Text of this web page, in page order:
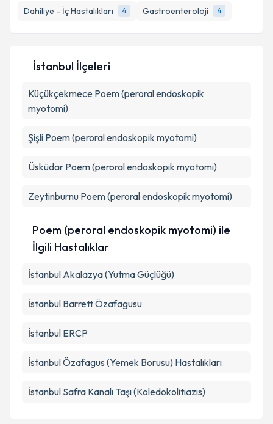
Dahiliye - İç Hastalıkları 4 Gastroenteroloji 4
Metni'ni okudum ve kişisel verilerimin belirtilen
kapsamda işlenmesini kabul ediyorum.
Takvim Talebini Gönder
İstanbul İlçeleri
Küçükçekmece Poem (peroral endoskopik
myotomi)
Şişli Poem (peroral endoskopik myotomi)
Üsküdar Poem (peroral endoskopik myotomi)
Zeytinburnu Poem (peroral endoskopik myotomi)
Poem (peroral endoskopik myotomi) ile
İlgili Hastalıklar
İstanbul Akalazya (Yutma Güçlüğü)
İstanbul Barrett Özafagusu
İstanbul ERCP
İstanbul Özafagus (Yemek Borusu) Hastalıkları
İstanbul Safra Kanalı Taşı (Koledokolitiazis)